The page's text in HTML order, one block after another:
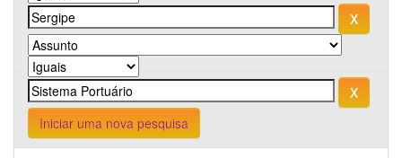
Iniciar uma nova pesquisa